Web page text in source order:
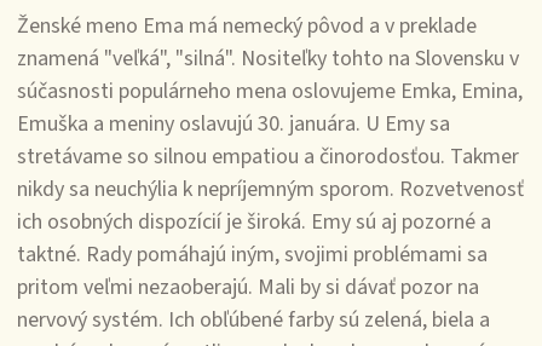
Ženské meno Ema má nemecký pôvod a v preklade
znamená "veľká", "silná". Nositeľky tohto na Slovensku v
súčasnosti populárneho mena oslovujeme Emka, Emina,
Emuška a meniny oslavujú 30. januára. U Emy sa
stretávame so silnou empatiou a činorodosťou. Takmer
nikdy sa neuchýlia k nepríjemným sporom. Rozvetvenosť
ich osobných dispozícií je široká. Emy sú aj pozorné a
taktné. Rady pomáhajú iným, svojimi problémami sa
pritom veľmi nezaoberajú. Mali by si dávať pozor na
nervový systém. Ich obľúbené farby sú zelená, biela a